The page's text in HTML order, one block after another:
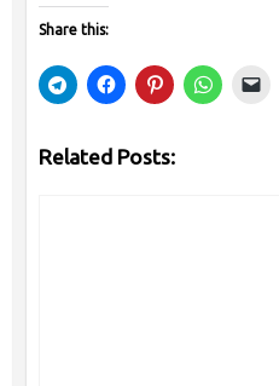
Share this:
Related Posts: